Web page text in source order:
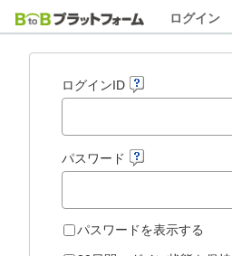
ログイン
ログインID
パスワード
パスワードを表示する